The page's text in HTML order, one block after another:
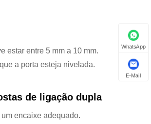
estar entre 5 mm a 10 mm.
a porta esteja nivelada.
de ligação dupla
encaixe adequado.
WhatsApp
E-Mail